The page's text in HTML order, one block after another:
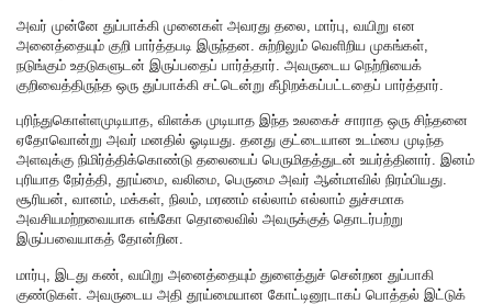
அவர் முன்னே துப்பாக்கி முனைகள் அவரது தலை, மார்பு, வயிறு என
அனைத்தையும் குறி பார்த்தபடி இருந்தன. சுற்றிலும் வெளிறிய முகங்கள்,
நடுங்கும் உதடுகளுடன் இருப்பதைப் பார்த்தார். அவருடைய நெற்றியைக்
குறிவைத்திருந்த ஒரு துப்பாக்கி சட்டென்று கீழிறக்கப்பட்டதைப் பார்த்தார்.
புரிந்துகொள்ளமுடியாத, விளக்க முடியாத இந்த உலகைச் சாராத ஒரு சிந்தனை
ஏதோவொன்று அவர் மனதில் ஓடியது. தனது குட்டையான உடம்பை முடிந்த
அளவுக்கு நிமிர்த்திக்கொண்டு தலையைப் பெருமிதத்துடன் உயர்த்தினார். இனம்
புரியாத நேர்த்தி, தூய்மை, வலிமை, பெருமை அவர் ஆன்மாவில் நிரம்பியது.
சூரியன், வானம், மக்கள், நிலம், மரணம் எல்லாம் எல்லாம் துச்சமாக
அவசியமற்றவையாக எங்கோ தொலைவில் அவருக்குத் தொடர்பற்று
இருப்பவையாகத் தோன்றின.
மார்பு, இடது கண், வயிறு அனைத்தையும் துளைத்துச் சென்றன துப்பாகி
குண்டுகள். அவருடைய அதி தூய்மையான கோட்டினூடாகப் பொத்தல் இட்டுக்